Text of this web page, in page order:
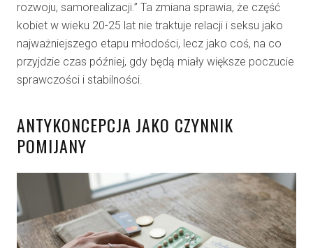
rozwoju, samorealizacji.” Ta zmiana sprawia, że część
kobiet w wieku 20-25 lat nie traktuje relacji i seksu jako
najważniejszego etapu młodości, lecz jako coś, na co
przyjdzie czas później, gdy będą miały większe poczucie
sprawczości i stabilności.
ANTYKONCEPCJA JAKO CZYNNIK
POMIJANY